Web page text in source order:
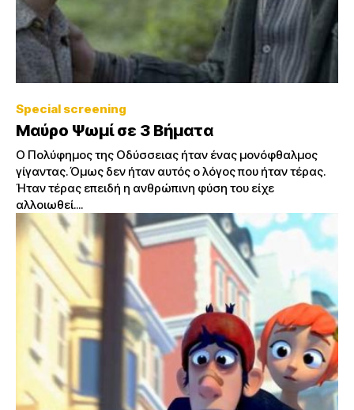
Special screening
Μαύρο Ψωμί σε 3 Βήματα
Ο Πολύφημος της Οδύσσειας ήταν ένας μονόφθαλμος
γίγαντας. Όμως δεν ήταν αυτός ο λόγος που ήταν τέρας.
Ήταν τέρας επειδή η ανθρώπινη φύση του είχε
αλλοιωθεί....